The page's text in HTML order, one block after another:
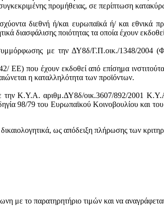
προμήθειας, σε περίπτωση
διεθνή ή/και ευρωπαϊκά ή/ και
διασφάλισης ποιότητας τα οποία έχουν
με την ΔΥ8δ/Γ.Π.οικ./1348/
ΕΕ) που έχουν εκδοθεί από επίσημα
η καταλληλότητα των προϊόντων.
Κ.Υ.Α. αριθμ.ΔΥ8δ/οικ.3607/892/2001
98/79 του Ευρωπαϊκού Κοινοβουλίου και
ως απόδειξη πλήρωσης των
το παρατηρητήριο τιμών και να